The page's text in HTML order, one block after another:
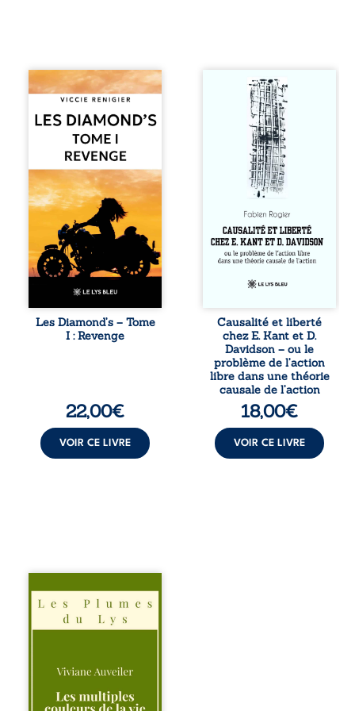
Revenge est à la
tête des
Diamond’s, un clan
de motards aussi
réputé et respecté
que redouté dans
tout le pays. Rien
ne la prédestinait
à cette vie, mais
les épreuves ont
forgé une femme
dure, inaccessible
et résolue à ne
jamais dévoiler
ses faiblesses,
jusqu’à ce que le
croise sa route.
Chef d’une famille
de Nomads, Juan
Les Diamond’s – Tome
I : Revenge
22,00€
VOIR CE LIVRE
Sommes-nous
vraiment libres si
chacun de nos
actes s’inscrit
dans une chaîne
de causes ? À
travers une
confrontation
entre les pensées
d’Emmanuel Kant
et de Donald
Davidson, cet
essai explore les
liens entre libre
déterminisme
responsabilité. De
la volonté
kantienne au
monisme anomal
de Davidson, il
interroge la
manière dont les
intentions et les
peuvent ...
Causalité et liberté
chez E. Kant et D.
Davidson – ou le
problème de l’action
libre dans une théorie
causale de l’action
18,00€
VOIR CE LIVRE
Trois récits, trois
existences saisies
à l’instant où tout
bascule. Une
l’apaisement, un
recouvre